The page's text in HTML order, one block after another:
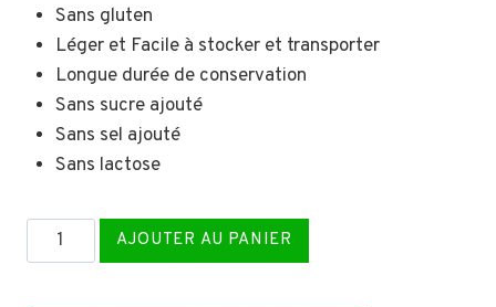
Sans gluten
Léger et Facile à stocker et transporter
Longue durée de conservation
Sans sucre ajouté
Sans sel ajouté
Sans lactose
quantité
de
AJOUTER AU PANIER